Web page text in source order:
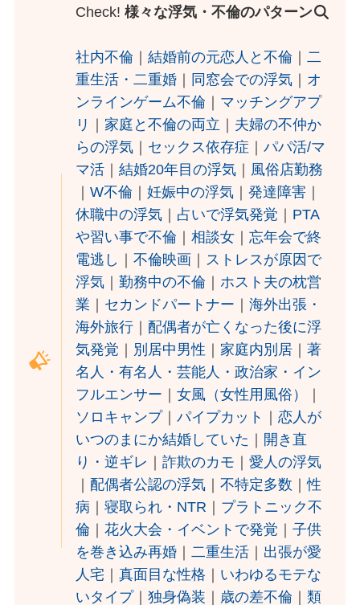
Check!様々な浮気・不倫のパターン
社内不倫 ｜結婚前の元恋人と不倫 ｜ 二
重生活・二重婚 ｜ 同窓会での浮気 ｜ オ
ンラインゲーム不倫 ｜ マッチングアプ
リ ｜ 家庭と不倫の両立 ｜ 夫婦の不仲か
らの浮気 ｜ セックス依存症 ｜パパ活/マ
マ活 ｜結婚20年目の浮気 ｜ 風俗店勤務
｜W不倫 ｜妊娠中の浮気 ｜発達障害 ｜
休職中の浮気 ｜ 占いで浮気発覚 ｜ PTA
や習い事で不倫 ｜相談女 ｜忘年会で終
電逃し ｜不倫映画 ｜ ストレスが原因で
浮気 ｜勤務中の不倫 ｜ ホスト夫の枕営
業 ｜ セカンドパートナー ｜海外出張・
海外旅行 ｜配偶者が亡くなった後に浮
気発覚 ｜ 別居中男性 ｜ 家庭内別居 ｜著
名人・有名人・芸能人・政治家・イン
フルエンサー ｜女風（女性用風俗）
｜
ソロキャンプ｜パイプカット ｜恋人が
いつのまにか結婚していた ｜ 開き直
り・逆ギレ ｜詐欺のカモ ｜愛人の浮気
｜配偶者公認の浮気 ｜不特定多数 ｜性
病 ｜寝取られ・NTR ｜ プラトニック不
倫 ｜花火大会・イベントで発覚 ｜子供
を巻き込み再婚 ｜ 二重生活 ｜ 出張が愛
人宅 ｜真面目な性格 ｜ いわゆるモテな
いタイプ｜独身偽装 ｜ 歳の差不倫 ｜類